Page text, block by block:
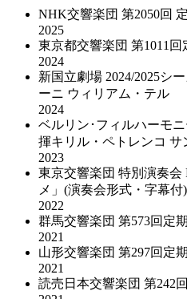
NHK交響楽団 第2050回
2025
東京都交響楽団 第1011
2024
新国立劇場 2024/2025シ
ーニ ウィリアム・テル
2024
ベルリン･フィルハーモ
揮キリル・ペトレンコ
2023
東京交響楽団 特別演奏会
メ」(演奏会形式・字幕付)
2022
群馬交響楽団 第573回定
2021
山形交響楽団 第297回定
2021
読売日本交響楽団 第242